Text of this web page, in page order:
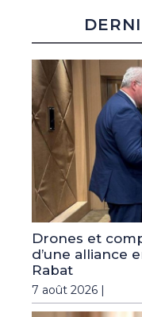
Drones et
d’une alliance
Rabat
7 août 2026 |